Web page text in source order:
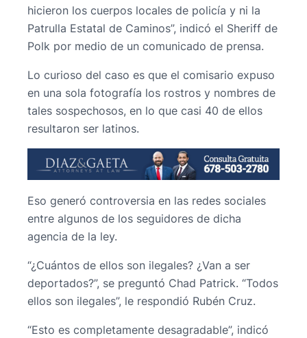
hicieron los cuerpos locales de policía y ni la
Patrulla Estatal de Caminos”, indicó el Sheriff de
Polk por medio de un comunicado de prensa.
Lo curioso del caso es que el comisario expuso
en una sola fotografía los rostros y nombres de
tales sospechosos, en lo que casi 40 de ellos
resultaron ser latinos.
Eso generó controversia en las redes sociales
entre algunos de los seguidores de dicha
agencia de la ley.
“¿Cuántos de ellos son ilegales? ¿Van a ser
deportados?”, se preguntó Chad Patrick. “Todos
ellos son ilegales”, le respondió Rubén Cruz.
“Esto es completamente desagradable”, indicó